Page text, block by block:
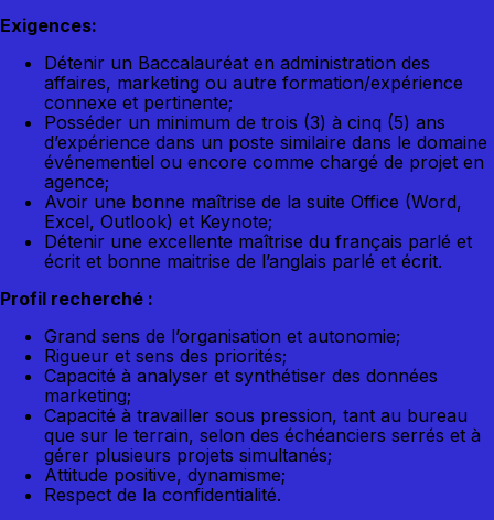
Exigences:
Détenir un Baccalauréat en administration des
affaires, marketing ou autre formation/expérience
connexe et pertinente;
Posséder un minimum de trois (3) à cinq (5) ans
d’expérience dans un poste similaire dans le domaine
événementiel ou encore comme chargé de projet en
agence;
Avoir une bonne maîtrise de la suite Office (Word,
Excel, Outlook) et Keynote;
Détenir une excellente maîtrise du français parlé et
écrit et bonne maitrise de l’anglais parlé et écrit.
Profil recherché :
Grand sens de l’organisation et autonomie;
Rigueur et sens des priorités;
Capacité à analyser et synthétiser des données
marketing;
Capacité à travailler sous pression, tant au bureau
que sur le terrain, selon des échéanciers serrés et à
gérer plusieurs projets simultanés;
Attitude positive, dynamisme;
Respect de la confidentialité.